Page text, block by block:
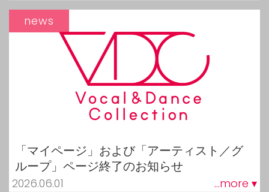
「マイページ」および「アーティスト／グ
ループ」ページ終了のお知らせ
2026.06.01 ...more ▾
news